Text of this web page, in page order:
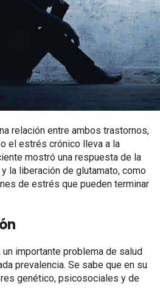
relación entre ambos trastornos,
el estrés crónico lleva a la
mostró una respuesta de la
la liberación de glutamato, como
de estrés que pueden terminar
importante problema de salud
prevalencia. Se sabe que en su
genético, psicosociales y de